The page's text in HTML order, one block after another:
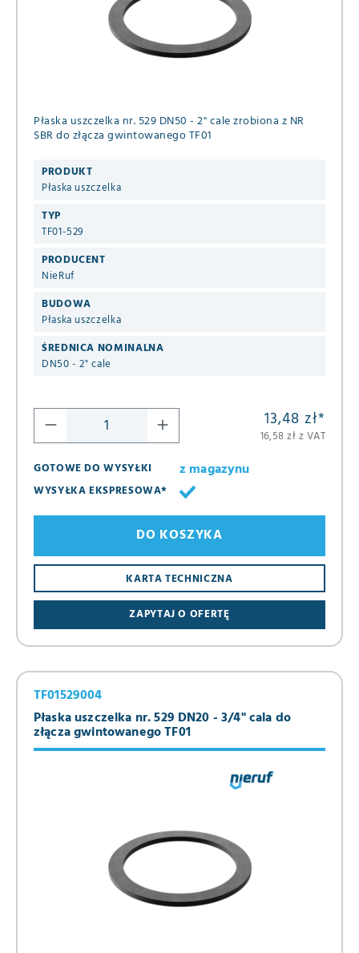
Płaska uszczelka nr. 529 DN50 - 2" cale zrobiona z NR
SBR do złącza gwintowanego TF01
PRODUKT
Płaska uszczelka
TYP
TF01-529
PRODUCENT
NieRuf
BUDOWA
Płaska uszczelka
ŚREDNICA NOMINALNA
DN50 - 2" cale
13,48 zł*
16,58 zł z VAT
GOTOWE DO WYSYŁKI
z magazynu
WYSYŁKA EKSPRESOWA*
ZAPYTAJ O OFERTĘ
KARTA TECHNICZNA
DO KOSZYKA
Płaska uszczelka nr. 529 DN20 - 3/4" cala do
złącza gwintowanego TF01
TF01529004